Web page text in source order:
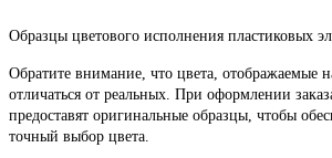
Образцы цветового исполнения пластиковых
Обратите внимание, что цвета, отображаемые
отличаться от реальных. При оформлении
предоставят оригинальные образцы, чтобы
точный выбор цвета.